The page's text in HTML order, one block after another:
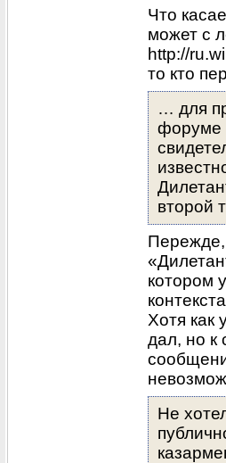
Что
может с
http://
то кто
… для
форуме
второй
Пережде,
котором
Хотя как
дал, но к
Не